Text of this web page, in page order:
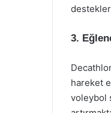
3.
hareket
voleybol